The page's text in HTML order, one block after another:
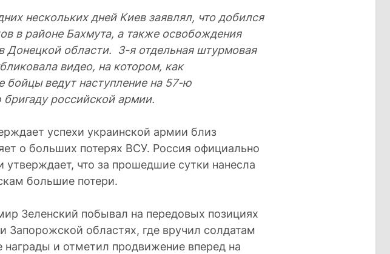
нескольких дней Киев заявлял, что добился
в районе Бахмута, а также освобождения
Донецкой области. 3-я отдельная штурмовая
видео, на котором, как
бойцы ведут наступление на 57-ю
российской армии.
успехи украинской армии близ
о больших потерях ВСУ. Россия официально
утверждает, что за прошедшие сутки нанесла
большие потери.
Зеленский побывал на передовых позициях
Запорожской областях, где вручил солдатам
награды и отметил продвижение вперед на